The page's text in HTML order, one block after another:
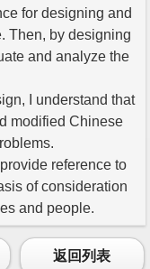
for designing and
Then, by designing
and analyze the
I understand that
modified Chinese
reference to
of consideration
and people.
返回列表